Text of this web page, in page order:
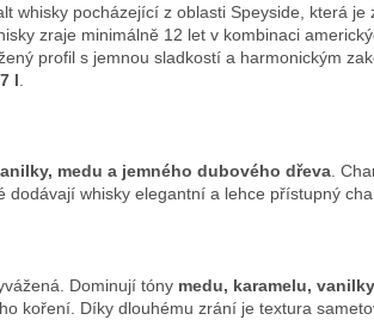
whisky pocházející z oblasti Speyside, která je
zraje minimálně 12 let v kombinaci
profil s jemnou sladkostí a harmonickým
l
medu a jemného dubového dřeva.
whisky elegantní a lehce přístupný
Dominují tóny medu, karamelu,
koření. Díky dlouhému zrání je textura